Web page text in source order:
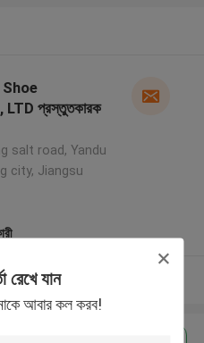
রেখে যান
আবার কল করব!
প্রস্তুতকারক
salt road, Yandu
city, Jiangsu